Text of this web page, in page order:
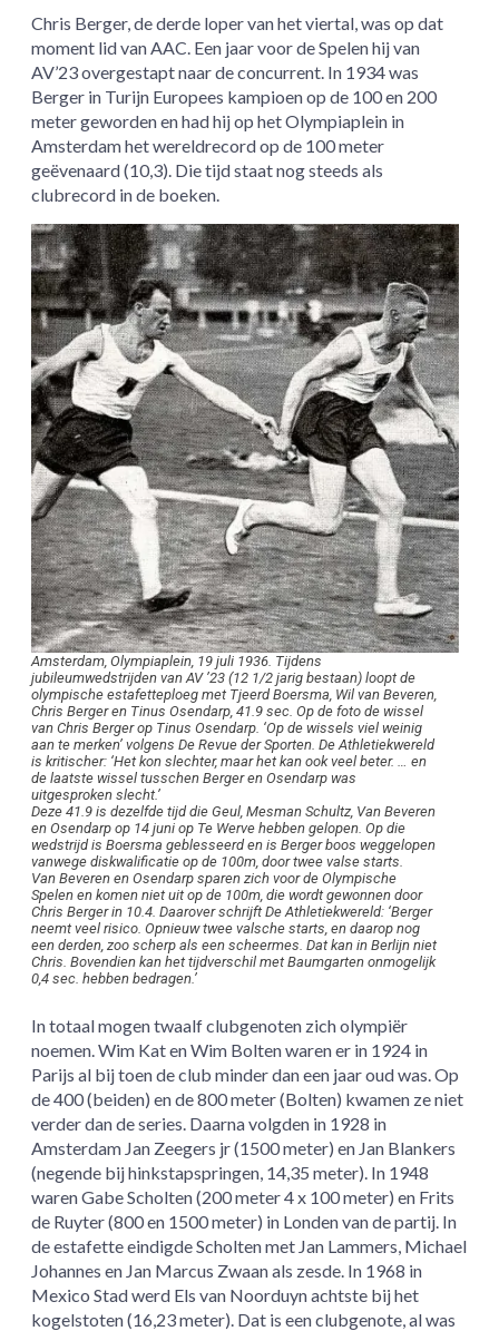
Chris Berger, de derde loper van het viertal, was op dat
moment lid van AAC. Een jaar voor de Spelen hij van
AV’23 overgestapt naar de concurrent. In 1934 was
Berger in Turijn Europees kampioen op de 100 en 200
meter geworden en had hij op het Olympiaplein in
Amsterdam het wereldrecord op de 100 meter
geëvenaard (10,3). Die tijd staat nog steeds als
clubrecord in de boeken.
Amsterdam, Olympiaplein, 19 juli 1936. Tijdens
jubileumwedstrijden van AV ’23 (12 1/2 jarig bestaan) loopt de
olympische estafetteploeg met Tjeerd Boersma, Wil van Beveren,
Chris Berger en Tinus Osendarp, 41.9 sec. Op de foto de wissel
van Chris Berger op Tinus Osendarp. ‘Op de wissels viel weinig
aan te merken’ volgens De Revue der Sporten. De Athletiekwereld
is kritischer: ‘Het kon slechter, maar het kan ook veel beter. … en
de laatste wissel tusschen Berger en Osendarp was
uitgesproken slecht.’
Deze 41.9 is dezelfde tijd die Geul, Mesman Schultz, Van Beveren
en Osendarp op 14 juni op Te Werve hebben gelopen. Op die
wedstrijd is Boersma geblesseerd en is Berger boos weggelopen
vanwege diskwalificatie op de 100m, door twee valse starts.
Van Beveren en Osendarp sparen zich voor de Olympische
Spelen en komen niet uit op de 100m, die wordt gewonnen door
Chris Berger in 10.4. Daarover schrijft De Athletiekwereld: ‘Berger
neemt veel risico. Opnieuw twee valsche starts, en daarop nog
een derden, zoo scherp als een scheermes. Dat kan in Berlijn niet
Chris. Bovendien kan het tijdverschil met Baumgarten onmogelijk
0,4 sec. hebben bedragen.’
In totaal mogen twaalf clubgenoten zich olympiër
noemen. Wim Kat en Wim Bolten waren er in 1924 in
Parijs al bij toen de club minder dan een jaar oud was. Op
de 400 (beiden) en de 800 meter (Bolten) kwamen ze niet
verder dan de series. Daarna volgden in 1928 in
Amsterdam Jan Zeegers jr (1500 meter) en Jan Blankers
(negende bij hinkstapspringen, 14,35 meter). In 1948
waren Gabe Scholten (200 meter 4 x 100 meter) en Frits
de Ruyter (800 en 1500 meter) in Londen van de partij. In
de estafette eindigde Scholten met Jan Lammers, Michael
Johannes en Jan Marcus Zwaan als zesde. In 1968 in
Mexico Stad werd Els van Noorduyn achtste bij het
kogelstoten (16,23 meter). Dat is een clubgenote, al was